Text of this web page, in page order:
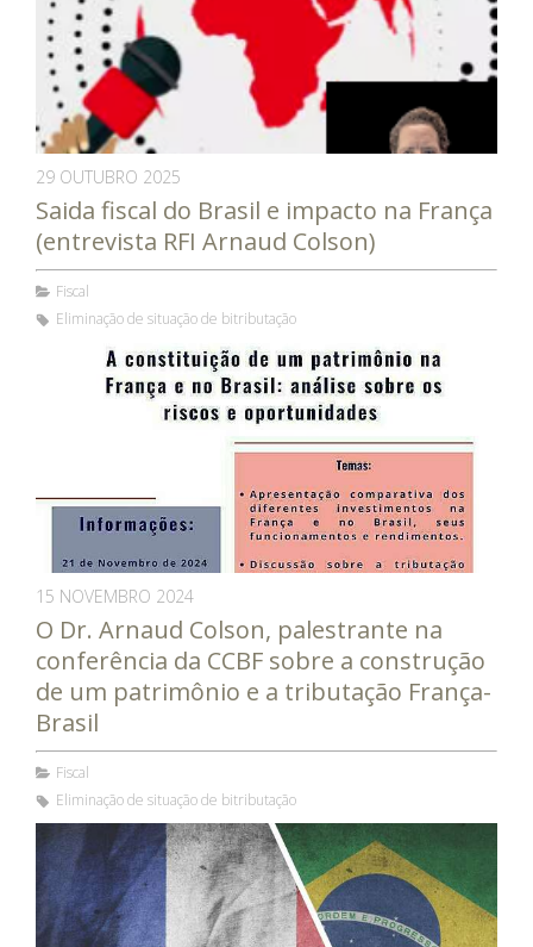
29 OUTUBRO 2025
Saida fiscal do Brasil e impacto na França
(entrevista RFI Arnaud Colson)
Fiscal
Eliminação de situação de bitributação
15 NOVEMBRO 2024
O Dr. Arnaud Colson, palestrante na
conferência da CCBF sobre a construção
de um patrimônio e a tributação França-
Brasil
Fiscal
Eliminação de situação de bitributação